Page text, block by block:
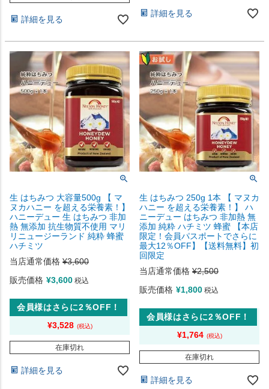
詳細を見る
詳細を見る
生 はちみつ 大容量500g 【 マ
ヌカハニー を超える栄養素！】
ハニーデュー 生 はちみつ 非加
熱 無添加 抗生物質不使用 マリ
リニュージーランド 純粋 蜂蜜
ハチミツ
当店通常価格 ¥3,600
販売価格 ¥3,600 税込
会員様はさらに2％OFF！
¥3,528
在庫切れ
詳細を見る
生 はちみつ 250g 1本 【 マヌカ
ハニー を超える栄養素！】 ハ
ニーデュー はちみつ 非加熱 無
添加 純粋 ハチミツ 蜂蜜 【本店
限定！会員パスポートでさらに
最大12％OFF】【送料無料】初
回限定
当店通常価格 ¥2,500
販売価格 ¥1,800 税込
会員様はさらに2％OFF！
¥1,764
在庫切れ
詳細を見る